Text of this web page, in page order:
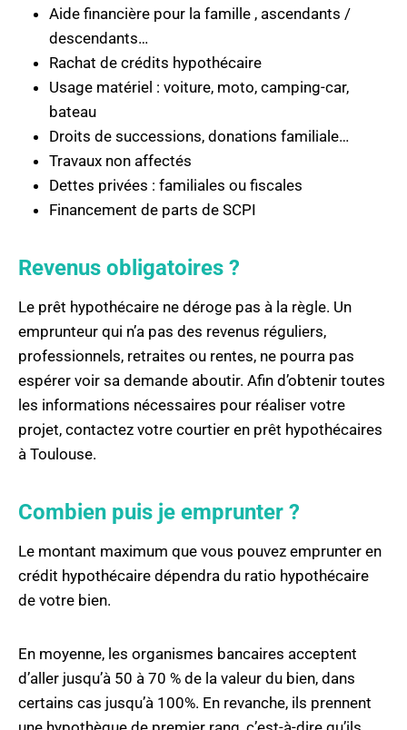
Aide financière pour la famille , ascendants /
descendants…
Rachat de crédits hypothécaire
Usage matériel : voiture, moto, camping-car,
bateau
Droits de successions, donations familiale…
Travaux non affectés
Dettes privées : familiales ou fiscales
Financement de parts de SCPI
Revenus obligatoires ?
Le prêt hypothécaire ne déroge pas à la règle. Un
emprunteur qui n’a pas des revenus réguliers,
professionnels, retraites ou rentes, ne pourra pas
espérer voir sa demande aboutir. Afin d’obtenir toutes
les informations nécessaires pour réaliser votre
projet, contactez votre courtier en prêt hypothécaires
à Toulouse.
Combien puis je emprunter ?
Le montant maximum que vous pouvez emprunter en
crédit hypothécaire dépendra du ratio hypothécaire
de votre bien.
En moyenne, les organismes bancaires acceptent
d’aller jusqu’à 50 à 70 % de la valeur du bien, dans
certains cas jusqu’à 100%. En revanche, ils prennent